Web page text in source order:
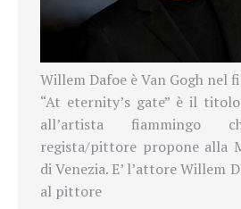
Willem Dafoe è Van Gogh nel
“At eternity’s gate” è il
all’artista fiammingo
regista/pittore propone alla
di Venezia. E’ l’attoreWillem
al pittore